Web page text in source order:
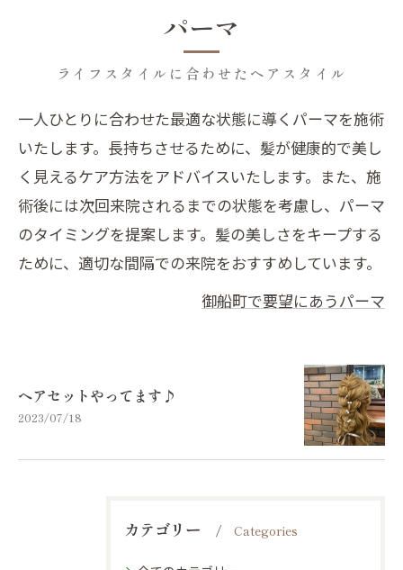
パーマ
ライフスタイルに合わせたヘアスタイル
一人ひとりに合わせた最適な状態に導くパーマを施術
いたします。長持ちさせるために、髪が健康的で美し
く見えるケア方法をアドバイスいたします。また、施
術後には次回来院されるまでの状態を考慮し、パーマ
のタイミングを提案します。髪の美しさをキープする
ために、適切な間隔での来院をおすすめしています。
御船町で要望にあうパーマ
ヘアセットやってます♪
2023/07/18
カテゴリー Categories